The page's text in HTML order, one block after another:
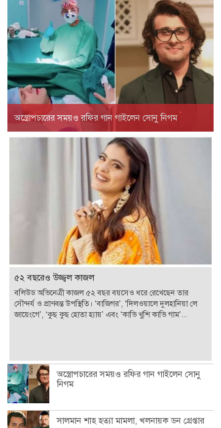
অস্ত্রোপচারের সময়ও রফির গান গাইলেন সোনু নিগম
৫২ বছরেও উজ্জ্বল কাজল
বলিউড অভিনেত্রী কাজল ৫২ বছর বয়সেও ধরে রেখেছেন তার
সৌন্দর্য ও প্রাণবন্ত উপস্থিতি। ‘বাজিগর’, ‘দিলওয়ালে দুলহানিয়া লে
জায়েংগে’, ‘কুছ কুছ হোতা হ্যায়’ এবং ‘কাভি খুশি কাভি গাম’...
অস্ত্রোপচারের সময়ও রফির গান গাইলেন সোনু
নিগম
সালমান শাহ হত্যা মামলা, খলনায়ক ডন গ্রেপ্তার